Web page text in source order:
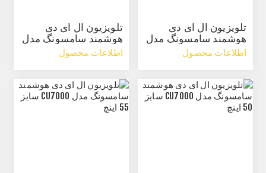
تلویزیون ال ای دی
هوشمند سامسونگ مدل
QN85B سایز 55 اینچ
اطلاعات محصول
تلویزیون ال ای دی
هوشمند سامسونگ مدل
S95B سایز 65 اینچ
اطلاعات محصول